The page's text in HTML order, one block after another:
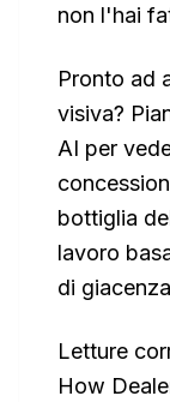
non l'hai
Pronto ad
visiva?
AI per
bottiglia
lavoro
di
Letture
How